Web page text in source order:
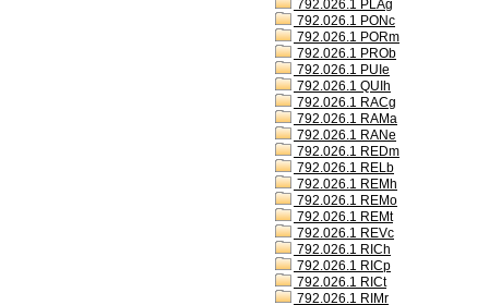
792.026.1 PLAg
792.026.1 PONc
792.026.1 PORm
792.026.1 PROb
792.026.1 PUIe
792.026.1 QUIh
792.026.1 RACg
792.026.1 RAMa
792.026.1 RANe
792.026.1 REDm
792.026.1 RELb
792.026.1 REMh
792.026.1 REMo
792.026.1 REMt
792.026.1 REVc
792.026.1 RICh
792.026.1 RICp
792.026.1 RICt
792.026.1 RIMr